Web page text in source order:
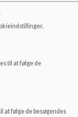
til at følge de
at følge de besøgendes